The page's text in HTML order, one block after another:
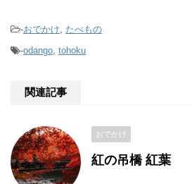
-おでかけ
たべもの
-odango tohoku
関連記事
おでかけ
紅の吊橋 紅葉